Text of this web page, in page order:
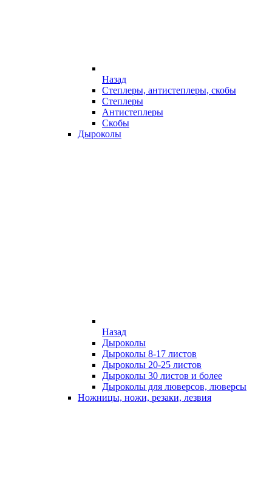
Назад
Степлеры, антистеплеры, скобы
Степлеры
Антистеплеры
Скобы
Дыроколы
Назад
Дыроколы
Дыроколы 8-17 листов
Дыроколы 20-25 листов
Дыроколы 30 листов и более
Дыроколы для люверсов, люверсы
Ножницы, ножи, резаки, лезвия